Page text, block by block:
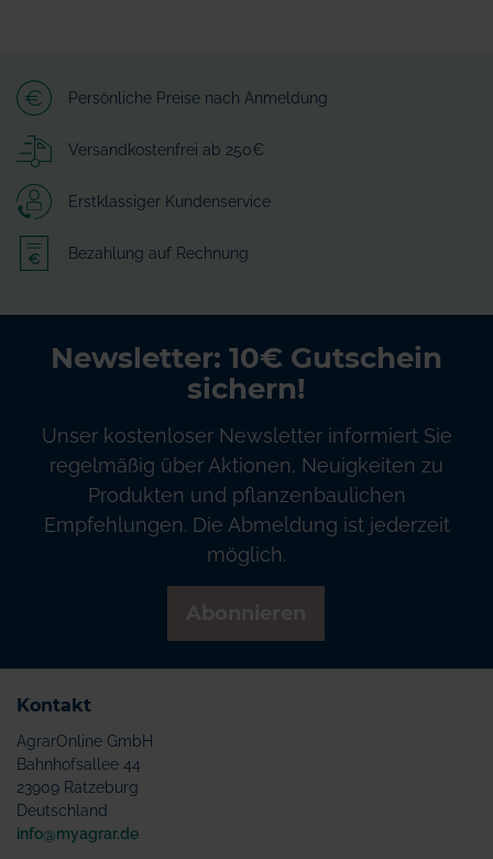
Persönliche Preise nach Anmeldung
Versandkostenfrei ab 250€
Erstklassiger Kundenservice
Bezahlung auf Rechnung
Newsletter: 10€ Gutschein
sichern!
Unser kostenloser Newsletter informiert Sie
regelmäßig über Aktionen, Neuigkeiten zu
Produkten und pflanzenbaulichen
Empfehlungen. Die Abmeldung ist jederzeit
möglich.
Kontakt
AgrarOnline GmbH
Bahnhofsallee 44
23909 Ratzeburg
Deutschland
info@myagrar.de